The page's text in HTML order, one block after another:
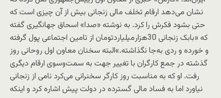
نشان می‌دهد ارقام تخلف مالی زنجانی بیش از آن چیزی است که
حتی بشود فکرش را کرد. به نوشته «صدا» اسحاق جهانگیری گفته
که «بابک زنجانی 30‌هزار‌میلیاردتومان از تامین اجتماعی پول گرفته
و خورده و ردی به‌جا نگذاشته.»البته سخنان معاون اول روحانی روز
گذشته در جمع کارگران با تغییر جهت به سمت‌وسوی ارقام دیگری
رفت. او که به مناسبت روز کارگر سخنرانی می‌کرد نامی از زنجانی
نیاورد اما به فساد مالی گسترده در دولت پیش اشاره کرد و اینکه